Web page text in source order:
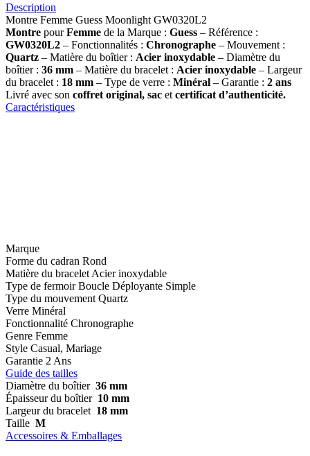
Description
Montre Femme Guess Moonlight GW0320L2
Montre pourFemme de la Marque : Guess – Référence :
GW0320L2 – Fonctionnalités : Chronographe – Mouvement :
Quartz – Matière du boîtier : Acier inoxydable – Diamètre du
boîtier : 36 mm – Matière du bracelet : Acier inoxydable – Largeur
du bracelet : 18 mm – Type de verre : Minéral – Garantie : 2 ans
Livré avec son coffret original, sac et certificat d’authenticité.
Caractéristiques
Marque
Forme du cadran Rond
Matière du bracelet Acier inoxydable
Type de fermoir Boucle Déployante Simple
Type du mouvement Quartz
Verre Minéral
Fonctionnalité Chronographe
Genre Femme
Style Casual, Mariage
Garantie 2 Ans
Guide des tailles
Diamètre du boîtier 36 mm
Épaisseur du boîtier 10 mm
Largeur du bracelet 18 mm
Taille M
Accessoires & Emballages